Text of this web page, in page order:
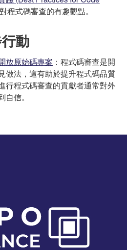
程式碼審查的有趣觀點。
動
放原始碼專案 ：程式碼審查是開
做法，這有助於提升程式碼品質
行程式碼審查的貢獻者通常對外
信。